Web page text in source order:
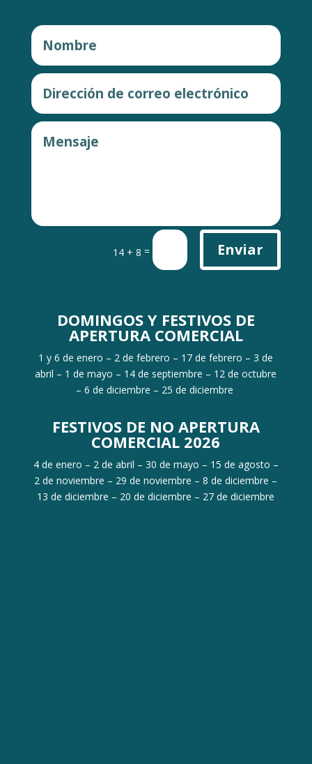
14 + 8 = Enviar
DOMINGOS Y FESTIVOS DE
APERTURA COMERCIAL
1 y 6 de enero – 2 de febrero – 17 de febrero – 3 de
abril – 1 de mayo – 14 de septiembre – 12 de octubre
– 6 de diciembre – 25 de diciembre
FESTIVOS DE NO APERTURA
COMERCIAL 2026
4 de enero – 2 de abril – 30 de mayo – 15 de agosto –
2 de noviembre – 29 de noviembre – 8 de diciembre –
13 de diciembre – 20 de diciembre – 27 de diciembre